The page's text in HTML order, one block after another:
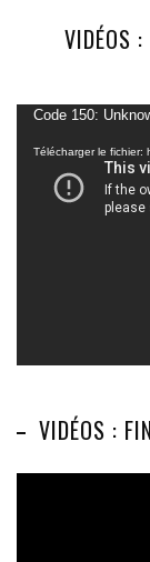
VIDÉOS
Lecteur
vidéo
Code 150:
Télécharger le fichier:
VIDÉOS :